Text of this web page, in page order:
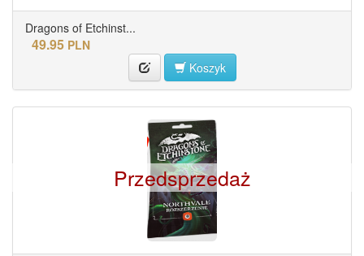
Dragons of Etchinst...
49.95 PLN
Koszyk
Przedsprzedaż